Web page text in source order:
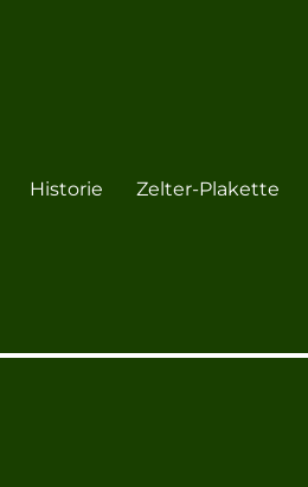
Historie Zelter-Plakette